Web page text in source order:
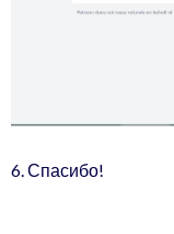
6. Спасибо!